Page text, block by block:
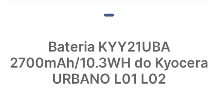
Bateria KYY21UBA
2700mAh/10.3WH do Kyocera
URBANO L01 L02